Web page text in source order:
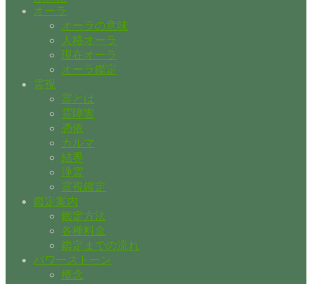
オーラ
オーラの意味
人格オーラ
現在オーラ
オーラ鑑定
霊視
霊とは
霊障害
憑依
カルマ
結界
浄霊
霊視鑑定
鑑定案内
鑑定方法
各種料金
鑑定までの流れ
パワーストーン
概念